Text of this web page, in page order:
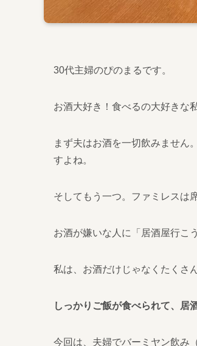
30代主婦のぴのまるです。
お酒大好き！食べるの大好きな
まず夫はお酒を一切飲みません
すよね。
そしてもう一つ。ファミレスは
お酒が嫌いな人に「居酒屋行こ
私は、お酒だけじゃなくたくさ
しっかりご飯が食べられて、居
今回は、夫婦でバーミヤン飲み